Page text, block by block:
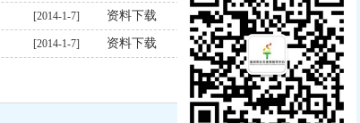
资料下载
[2014-1-7]
资料下载
[2014-1-7]